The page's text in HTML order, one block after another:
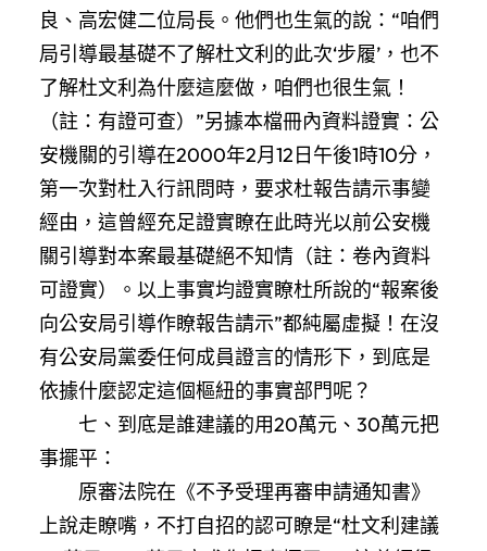
良、高宏健二位局長。他們也生氣的說：“咱們
局引導最基礎不了解杜文利的此次‘步履’，也不
了解杜文利為什麼這麼做，咱們也很生氣！
（註：有證可查）”另據本檔冊內資料證實：公
安機關的引導在2000年2月12日午後1時10分，
第一次對杜入行訊問時，要求杜報告請示事變
經由，這曾經充足證實瞭在此時光以前公安機
關引導對本案最基礎絕不知情（註：卷內資料
可證實）。以上事實均證實瞭杜所說的“報案後
向公安局引導作瞭報告請示”都純屬虛擬！在沒
有公安局黨委任何成員證言的情形下，到底是
依據什麼認定這個樞紐的事實部門呢？
七、到底是誰建議的用20萬元、30萬元把
事擺平：
原審法院在《不予受理再審申請通知書》
上說走瞭嘴，不打自招的認可瞭是“杜文利建議